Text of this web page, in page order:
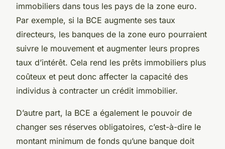
immobiliers dans tous les pays de la zone euro.
Par exemple, si la BCE augmente ses taux
directeurs, les banques de la zone euro pourraient
suivre le mouvement et augmenter leurs propres
taux d’intérêt. Cela rend les prêts immobiliers plus
coûteux et peut donc affecter la capacité des
individus à contracter un crédit immobilier.
D’autre part, la BCE a également le pouvoir de
changer ses réserves obligatoires, c’est-à-dire le
montant minimum de fonds qu’une banque doit